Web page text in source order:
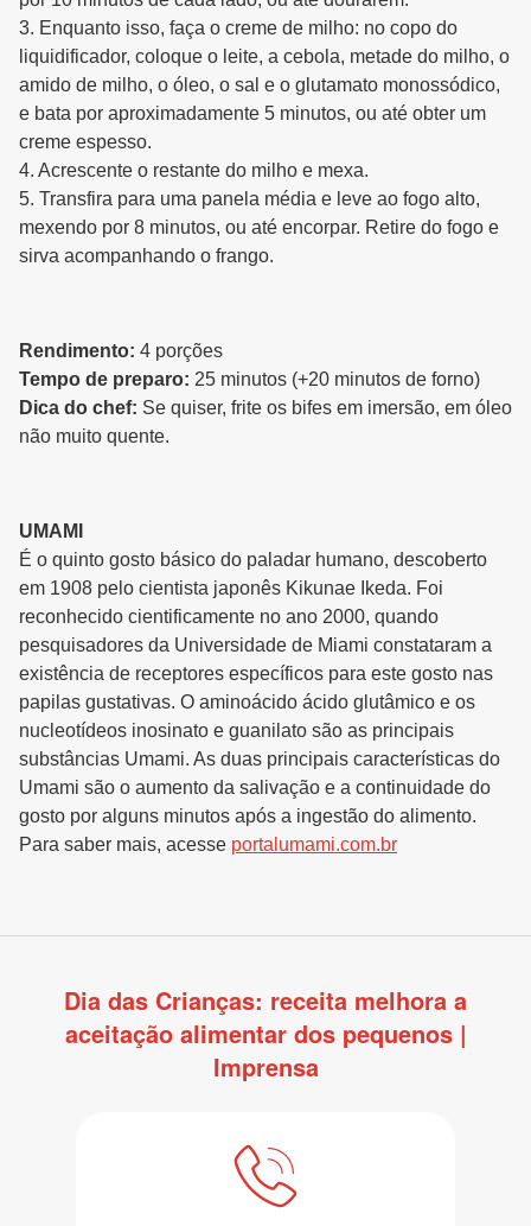
3. Enquanto isso, faça o creme de milho: no copo do
liquidificador, coloque o leite, a cebola, metade do milho, o
amido de milho, o óleo, o sal e o glutamato monossódico,
e bata por aproximadamente 5 minutos, ou até obter um
creme espesso.
4. Acrescente o restante do milho e mexa.
5. Transfira para uma panela média e leve ao fogo alto,
mexendo por 8 minutos, ou até encorpar. Retire do fogo e
sirva acompanhando o frango.
Rendimento: 4 porções
Tempo de preparo: 25 minutos (+20 minutos de forno)
Dica do chef: Se quiser, frite os bifes em imersão, em óleo
não muito quente.
UMAMI
É o quinto gosto básico do paladar humano, descoberto
em 1908 pelo cientista japonês Kikunae Ikeda. Foi
reconhecido cientificamente no ano 2000, quando
pesquisadores da Universidade de Miami constataram a
existência de receptores específicos para este gosto nas
papilas gustativas. O aminoácido ácido glutâmico e os
nucleotídeos inosinato e guanilato são as principais
substâncias Umami. As duas principais características do
Umami são o aumento da salivação e a continuidade do
gosto por alguns minutos após a ingestão do alimento.
Para saber mais, acesse portalumami.com.br
Dia das Crianças: receita melhora a
aceitação alimentar dos pequenos |
Imprensa